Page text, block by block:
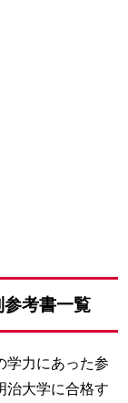
考書一覧
学力にあった参
治大学に合格す